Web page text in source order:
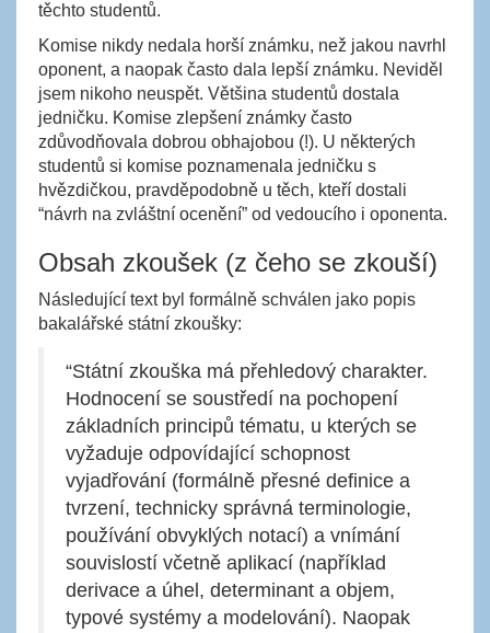
těchto studentů.
Komise nikdy nedala horší známku, než jakou navrhl
oponent, a naopak často dala lepší známku. Neviděl
jsem nikoho neuspět. Většina studentů dostala
jedničku. Komise zlepšení známky často
zdůvodňovala dobrou obhajobou (!). U některých
studentů si komise poznamenala jedničku s
hvězdičkou, pravděpodobně u těch, kteří dostali
“návrh na zvláštní ocenění” od vedoucího i oponenta.
Obsah zkoušek (z čeho se zkouší)
Následující text byl formálně schválen jako popis
bakalářské státní zkoušky:
“Státní zkouška má přehledový charakter.
Hodnocení se soustředí na pochopení
základních principů tématu, u kterých se
vyžaduje odpovídající schopnost
vyjadřování (formálně přesné definice a
tvrzení, technicky správná terminologie,
používání obvyklých notací) a vnímání
souvislostí včetně aplikací (například
derivace a úhel, determinant a objem,
typové systémy a modelování). Naopak